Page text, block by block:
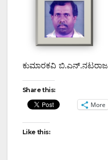
ಕುಮಾರಕವಿ ಬಿ.ಎನ್.ನಟರಾಜ
Share this:
More
Like this: